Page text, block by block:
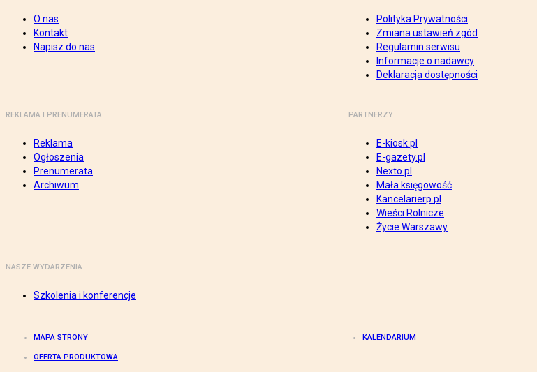
O nas
Kontakt
Napisz do nas
Polityka Prywatności
Zmiana ustawień zgód
Regulamin serwisu
Informacje o nadawcy
Deklaracja dostępności
REKLAMA I PRENUMERATA
Reklama
Ogłoszenia
Prenumerata
Archiwum
PARTNERZY
E-kiosk.pl
E-gazety.pl
Nexto.pl
Mała księgowość
Kancelarierp.pl
Wieści Rolnicze
Życie Warszawy
NASZE WYDARZENIA
Szkolenia i konferencje
MAPA STRONY KALENDARIUM
OFERTA PRODUKTOWA